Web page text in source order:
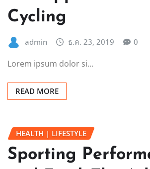
Cycling
admin ธ.ค. 23, 2019 0
Lorem ipsum dolor si…
READ MORE
HEALTH | LIFESTYLE
Sporting